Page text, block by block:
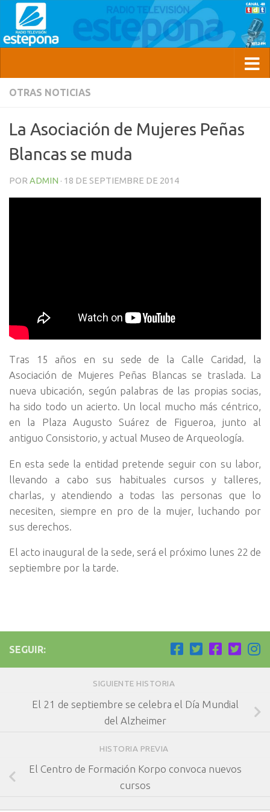
OTRAS NOTICIAS
La Asociación de Mujeres Peñas
Blancas se muda
POR ADMIN · 18 DE SEPTIEMBRE DE 2014
Tras 15 años en su sede de la Calle Caridad, la
Asociación de Mujeres Peñas Blancas se traslada. La
nueva ubicación, según palabras de las propias socias,
ha sido todo un acierto. Un local mucho más céntrico,
en la Plaza Augusto Suárez de Figueroa, junto al
antiguo Consistorio, y actual Museo de Arqueología.
En esta sede la entidad pretende seguir con su labor,
llevando a cabo sus habituales cursos y talleres,
charlas, y atendiendo a todas las personas que lo
necesiten, siempre en pro de la mujer, luchando por
sus derechos.
El acto inaugural de la sede, será el próximo lunes 22 de
septiembre por la tarde.
SEGUIR:
SIGUIENTE HISTORIA
El 21 de septiembre se celebra el Día Mundial
del Alzheimer
HISTORIA PREVIA
El Centro de Formación Korpo convoca nuevos
cursos